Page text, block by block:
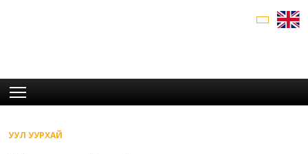
УУЛ УУРХАЙ